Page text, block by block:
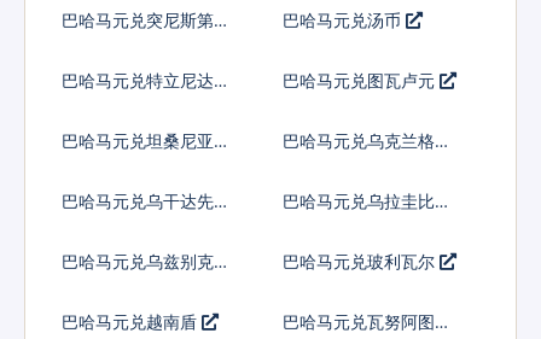
巴哈马元兑突尼斯第纳
巴哈马元兑汤币
巴哈马元兑特立尼达多
巴哈马元兑图瓦卢元
巴哈马元兑坦桑尼亚先
巴哈马元兑乌克兰格里
巴哈马元兑乌干达先令 巴哈马元兑乌拉圭比索
巴哈马元兑乌兹别克斯
巴哈马元兑玻利瓦尔
巴哈马元兑越南盾 巴哈马元兑瓦努阿图瓦